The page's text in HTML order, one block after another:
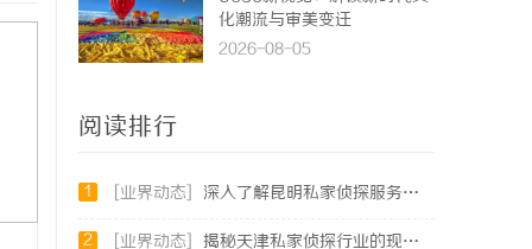
化潮流与审美变迁
2026-08-05
阅读排行
1 [业界动态] 深入了解昆明私家侦探服务的重要性与选择指南
2 [业界动态] 揭秘天津私家侦探行业的现状与发展趋势